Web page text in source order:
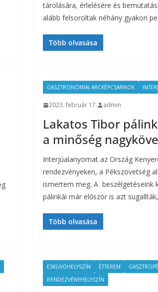
tárolására, érlelésére és
alább felsoroltak néhány gyakori
Több olvasása
GASZTRONÓMIAI ARCKÉPCSARNOK
2023. február 17. admin
Lakatos Tibor
a minőség
Interjúalanyomat az Ország
rendezvényeken, a Pékszövetség
ismertem meg. A beszélgetéseink
pálinkái már először is azt sugallták,
Több olvasása
ESKÜVŐHELYSZÍN ÉTTEREM
RENDEZVÉNYHELYSZÍN